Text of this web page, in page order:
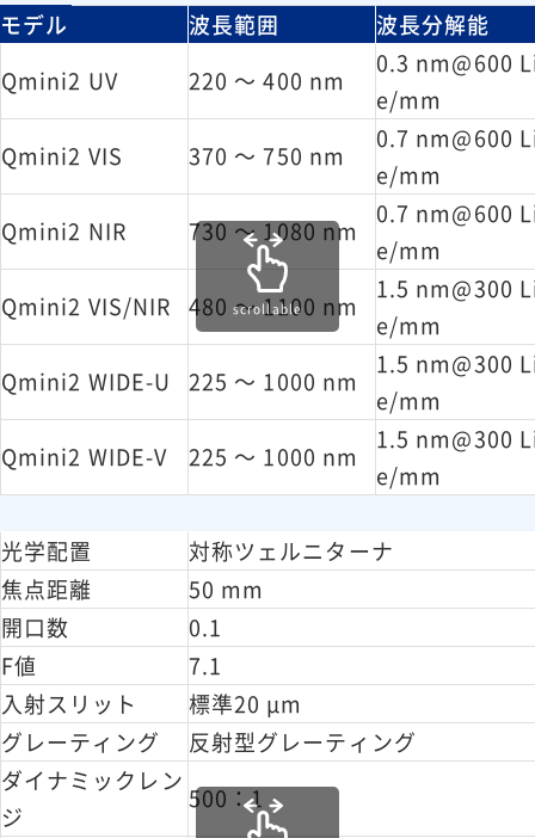
モデル 波長範囲
波長分解能
Qmini2 UV
220 ～ 400 nm
0.3 nm@600
e/mm
Qmini2 VIS
370 ～ 750 nm
0.7 nm@600
e/mm
Qmini2 NIR
730 ～ 1080 nm
0.7 nm@600
e/mm
Qmini2 VIS/NIR
480 ～ 1100 nm
1.5 nm@300
e/mm
Qmini2 WIDE-U
225 ～ 1000 nm
1.5 nm@300
e/mm
Qmini2 WIDE-V
225 ～ 1000 nm
1.5 nm@300
e/mm
scrollable
光学配置
対称ツェルニターナ
焦点距離
50 mm
開口数
0.1
F値
7.1
入射スリット
標準20 μm
グレーティング
反射型グレーティング
ダイナミックレン
ジ
500：1